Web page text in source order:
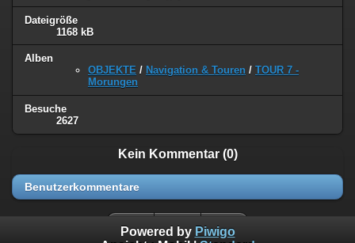
Dateigröße
1168 kB
Alben
OBJEKTE / Navigation & Touren / TOUR 7 -
Morungen
Besuche
2627
Kein Kommentar (0)
Benutzerkommentare
Powered by Piwigo